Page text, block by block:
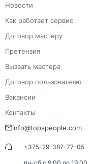
Новости
Как работает сервис
Договор мастеру
Претензия
Вызвать мастера
Договор пользователю
Вакансии
Контакты
info@topspeople.com
+375-29-387-77-05
пн-сб с 9.00 до 19.00